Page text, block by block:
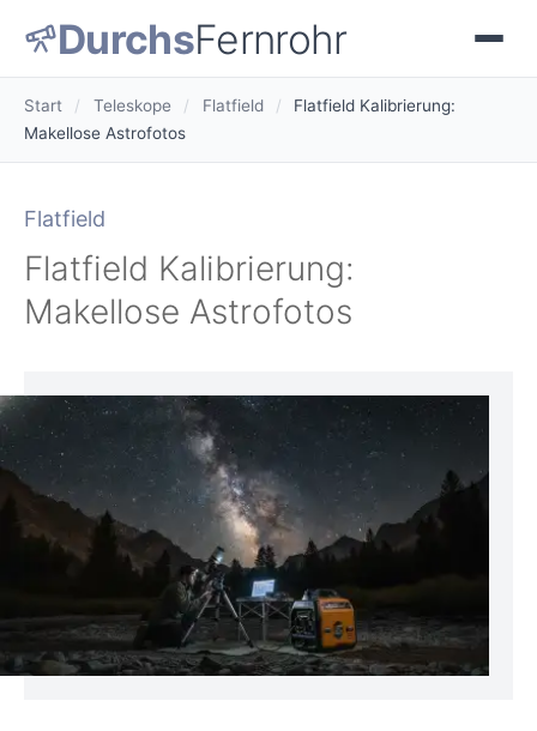
DurchsFernrohr
Start / Teleskope / Flatfield /
Flatfield Kalibrierung:
Makellose Astrofotos
Flatfield
Flatfield Kalibrierung:
Makellose Astrofotos